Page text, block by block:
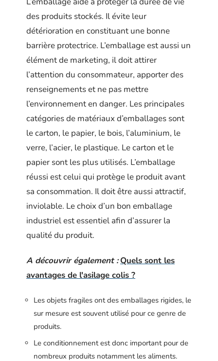
des produits stockés. Il évite leur
détérioration en constituant une bonne
barrière protectrice. L’emballage est aussi un
élément de marketing, il doit attirer
l’attention du consommateur, apporter des
renseignements et ne pas mettre
l’environnement en danger. Les principales
catégories de matériaux d’emballages sont
le carton, le papier, le bois, l’aluminium, le
verre, l’acier, le plastique. Le carton et le
papier sont les plus utilisés. L’emballage
réussi est celui qui protège le produit avant
sa consommation. Il doit être aussi attractif,
inviolable. Le choix d’un bon emballage
industriel est essentiel afin d’assurer la
qualité du produit.
A découvrir également : Quels sont les
avantages de l'asilage colis ?
Les objets fragiles ont des emballages rigides, le
sur mesure est souvent utilisé pour ce genre de
produits.
Le conditionnement est donc important pour de
nombreux produits notamment les aliments.